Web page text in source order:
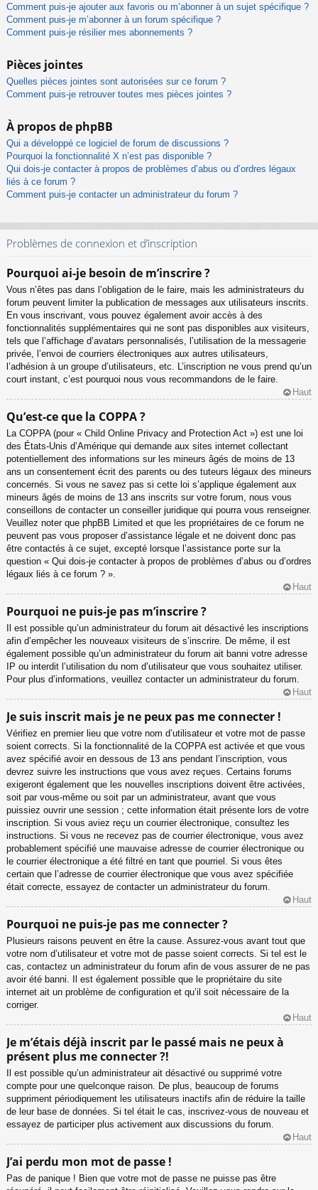
Comment puis-je ajouter aux favoris ou m’abonner à un sujet spécifique ?
Comment puis-je m’abonner à un forum spécifique ?
Comment puis-je résilier mes abonnements ?
Pièces jointes
Quelles pièces jointes sont autorisées sur ce forum ?
Comment puis-je retrouver toutes mes pièces jointes ?
À propos de phpBB
Qui a développé ce logiciel de forum de discussions ?
Pourquoi la fonctionnalité X n’est pas disponible ?
Qui dois-je contacter à propos de problèmes d’abus ou d’ordres légaux
liés à ce forum ?
Comment puis-je contacter un administrateur du forum ?
Problèmes de connexion et d’inscription
Pourquoi ai-je besoin de m’inscrire ?
Vous n’êtes pas dans l’obligation de le faire, mais les administrateurs du
forum peuvent limiter la publication de messages aux utilisateurs inscrits.
En vous inscrivant, vous pouvez également avoir accès à des
fonctionnalités supplémentaires qui ne sont pas disponibles aux visiteurs,
tels que l’affichage d’avatars personnalisés, l’utilisation de la messagerie
privée, l’envoi de courriers électroniques aux autres utilisateurs,
l’adhésion à un groupe d’utilisateurs, etc. L’inscription ne vous prend qu’un
court instant, c’est pourquoi nous vous recommandons de le faire.
Haut
Qu’est-ce que la COPPA ?
La COPPA (pour « Child Online Privacy and Protection Act ») est une loi
des États-Unis d’Amérique qui demande aux sites internet collectant
potentiellement des informations sur les mineurs âgés de moins de 13
ans un consentement écrit des parents ou des tuteurs légaux des mineurs
concernés. Si vous ne savez pas si cette loi s’applique également aux
mineurs âgés de moins de 13 ans inscrits sur votre forum, nous vous
conseillons de contacter un conseiller juridique qui pourra vous renseigner.
Veuillez noter que phpBB Limited et que les propriétaires de ce forum ne
peuvent pas vous proposer d’assistance légale et ne doivent donc pas
être contactés à ce sujet, excepté lorsque l’assistance porte sur la
question « Qui dois-je contacter à propos de problèmes d’abus ou d’ordres
légaux liés à ce forum ? ».
Haut
Pourquoi ne puis-je pas m’inscrire ?
Il est possible qu’un administrateur du forum ait désactivé les inscriptions
afin d’empêcher les nouveaux visiteurs de s’inscrire. De même, il est
également possible qu’un administrateur du forum ait banni votre adresse
IP ou interdit l’utilisation du nom d’utilisateur que vous souhaitez utiliser.
Pour plus d’informations, veuillez contacter un administrateur du forum.
Haut
Je suis inscrit mais je ne peux pas me connecter !
Vérifiez en premier lieu que votre nom d’utilisateur et votre mot de passe
soient corrects. Si la fonctionnalité de la COPPA est activée et que vous
avez spécifié avoir en dessous de 13 ans pendant l’inscription, vous
devrez suivre les instructions que vous avez reçues. Certains forums
exigeront également que les nouvelles inscriptions doivent être activées,
soit par vous-même ou soit par un administrateur, avant que vous
puissiez ouvrir une session ; cette information était présente lors de votre
inscription. Si vous aviez reçu un courrier électronique, consultez les
instructions. Si vous ne recevez pas de courrier électronique, vous avez
probablement spécifié une mauvaise adresse de courrier électronique ou
le courrier électronique a été filtré en tant que pourriel. Si vous êtes
certain que l’adresse de courrier électronique que vous avez spécifiée
était correcte, essayez de contacter un administrateur du forum.
Haut
Pourquoi ne puis-je pas me connecter ?
Plusieurs raisons peuvent en être la cause. Assurez-vous avant tout que
votre nom d’utilisateur et votre mot de passe soient corrects. Si tel est le
cas, contactez un administrateur du forum afin de vous assurer de ne pas
avoir été banni. Il est également possible que le propriétaire du site
internet ait un problème de configuration et qu’il soit nécessaire de la
corriger.
Haut
Je m’étais déjà inscrit par le passé mais ne peux à
présent plus me connecter ?!
Il est possible qu’un administrateur ait désactivé ou supprimé votre
compte pour une quelconque raison. De plus, beaucoup de forums
suppriment périodiquement les utilisateurs inactifs afin de réduire la taille
de leur base de données. Si tel était le cas, inscrivez-vous de nouveau et
essayez de participer plus activement aux discussions du forum.
Haut
J’ai perdu mon mot de passe !
Pas de panique ! Bien que votre mot de passe ne puisse pas être